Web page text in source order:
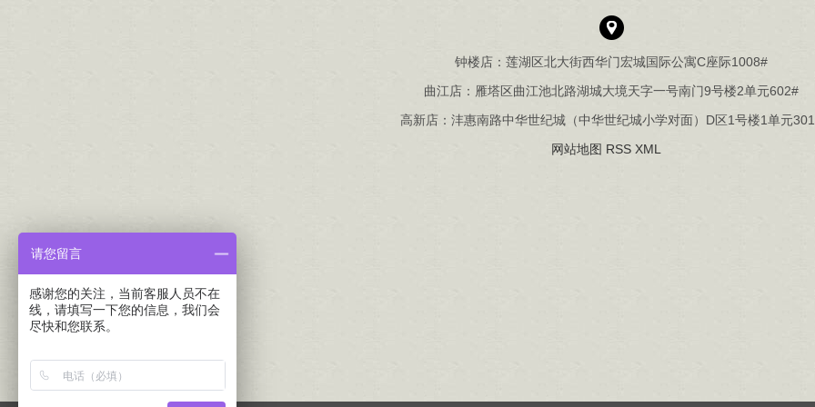
钟楼店：莲湖区北大街西华门宏城国际公寓C座际1008#
曲江店：雁塔区曲江池北路湖城大境天字一号南门9号楼2单元602#
高新店：沣惠南路中华世纪城（中华世纪城小学对面）D区1号楼1单元
网站地图 RSS XML
请您留言
感谢您的关注，当前客服人员不在
线，请填写一下您的信息，我们会
尽快和您联系。